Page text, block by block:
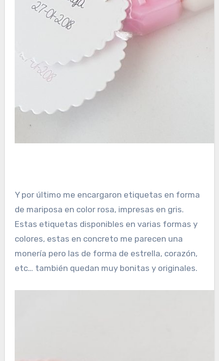
Y por último me encargaron etiquetas en forma
de mariposa en color rosa, impresas en gris.
Estas etiquetas disponibles en varias formas y
colores, estas en concreto me parecen una
monería pero las de forma de estrella, corazón,
etc… también quedan muy bonitas y originales.